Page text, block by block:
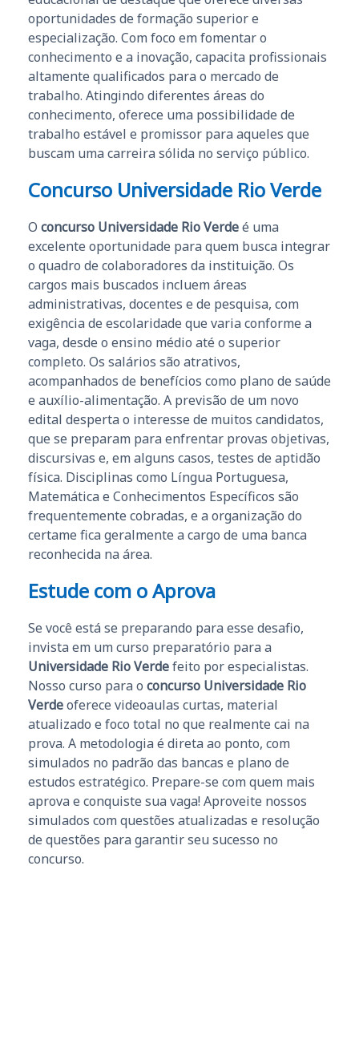
oportunidades de formação superior e
especialização. Com foco em fomentar o
conhecimento e a inovação, capacita profissionais
altamente qualificados para o mercado de
trabalho. Atingindo diferentes áreas do
conhecimento, oferece uma possibilidade de
trabalho estável e promissor para aqueles que
buscam uma carreira sólida no serviço público.
Concurso Universidade Rio Verde
O concurso Universidade Rio Verdeé uma
excelente oportunidade para quem busca integrar
o quadro de colaboradores da instituição. Os
cargos mais buscados incluem áreas
administrativas, docentes e de pesquisa, com
exigência de escolaridade que varia conforme a
vaga, desde o ensino médio até o superior
completo. Os salários são atrativos,
acompanhados de benefícios como plano de saúde
e auxílio-alimentação. A previsão de um novo
edital desperta o interesse de muitos candidatos,
que se preparam para enfrentar provas objetivas,
discursivas e, em alguns casos, testes de aptidão
física. Disciplinas como Língua Portuguesa,
Matemática e Conhecimentos Específicos são
frequentemente cobradas, e a organização do
certame fica geralmente a cargo de uma banca
reconhecida na área.
Estude com o Aprova
Se você está se preparando para esse desafio,
invista em um curso preparatório para a
Universidade Rio Verdefeito por especialistas.
Nosso curso para o concurso Universidade Rio
Verdeoferece videoaulas curtas, material
atualizado e foco total no que realmente cai na
prova. A metodologia é direta ao ponto, com
simulados no padrão das bancas e plano de
estudos estratégico. Prepare-se com quem mais
aprova e conquiste sua vaga! Aproveite nossos
simulados com questões atualizadas e resolução
de questões para garantir seu sucesso no
concurso.